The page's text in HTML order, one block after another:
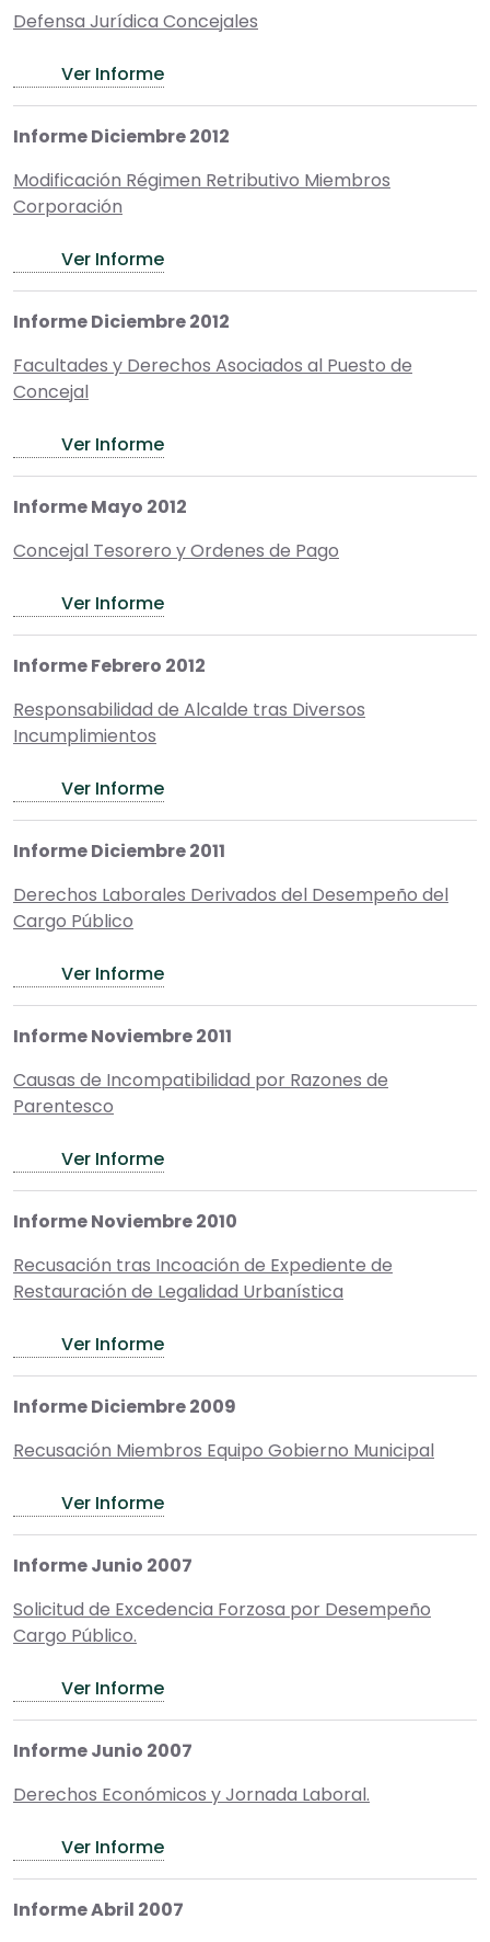
Defensa Jurídica Concejales
Ver Informe
Informe Diciembre 2012
Modificación Régimen Retributivo Miembros
Corporación
Ver Informe
Informe Diciembre 2012
Facultades y Derechos Asociados al Puesto de
Concejal
Ver Informe
Informe Mayo 2012
Concejal Tesorero y Ordenes de Pago
Ver Informe
Informe Febrero 2012
Responsabilidad de Alcalde tras Diversos
Incumplimientos
Ver Informe
Informe Diciembre 2011
Derechos Laborales Derivados del Desempeño del
Cargo Público
Ver Informe
Informe Noviembre 2011
Causas de Incompatibilidad por Razones de
Parentesco
Ver Informe
Informe Noviembre 2010
Recusación tras Incoación de Expediente de
Restauración de Legalidad Urbanística
Ver Informe
Informe Diciembre 2009
Recusación Miembros Equipo Gobierno Municipal
Ver Informe
Informe Junio 2007
Solicitud de Excedencia Forzosa por Desempeño
Cargo Público.
Ver Informe
Informe Junio 2007
Derechos Económicos y Jornada Laboral.
Ver Informe
Informe Abril 2007